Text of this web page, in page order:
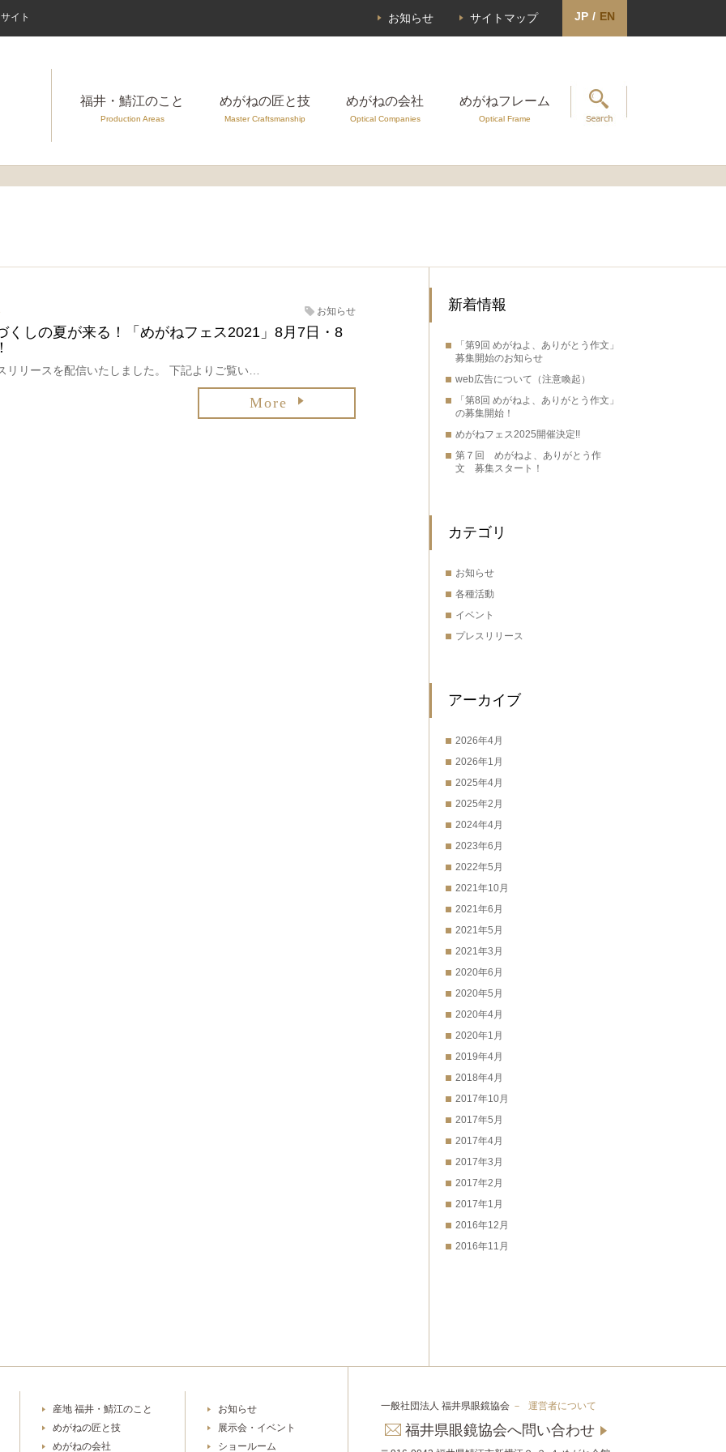
イト お知らせ サイトマップ JP / EN
福井・鯖江のこと
Production Areas
めがねの匠と技
Master Craftsmanship
めがねの会社
Optical Companies
めがねフレーム
Optical Frame
お知らせ
くしの夏が来る！「めがねフェス2021」8月7日・8
リリースを配信いたしました。 下記よりご覧い…
More
新着情報
「第9回 めがねよ、ありがとう作文」
募集開始のお知らせ
web広告について（注意喚起）
「第8回 めがねよ、ありがとう作文」
の募集開始！
めがねフェス2025開催決定!!
第７回 めがねよ、ありがとう作
文 募集スタート！
カテゴリ
お知らせ
各種活動
イベント
プレスリリース
アーカイブ
2026年4月
2026年1月
2025年4月
2025年2月
2024年4月
2023年6月
2022年5月
2021年10月
2021年6月
2021年5月
2021年3月
2020年6月
2020年5月
2020年4月
2020年1月
2019年4月
2018年4月
2017年10月
2017年5月
2017年4月
2017年3月
2017年2月
2017年1月
2016年12月
2016年11月
産地 福井・鯖江のこと
めがねの匠と技
めがねの会社
お知らせ
展示会・イベント
ショールーム
一般社団法人 福井県眼鏡協会 － 運営者について
福井県眼鏡協会へ問い合わせ